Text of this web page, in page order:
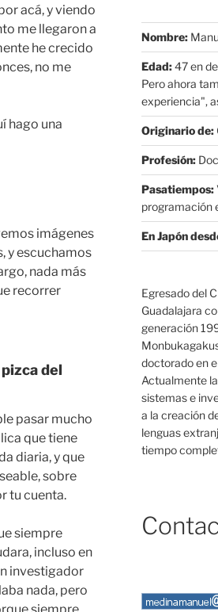
acá, y viendo
me llegaron a
he crecido
no me
hago una
imágenes
y escuchamos
nada más
recorrer
del
pasar mucho
que tiene
diaria, y que
sobre
tu cuenta.
siempre
incluso en
investigador
nada, pero
Nombre:
Edad:47 en
Pero ahora
experiencia",
Originario de:
Profesión:
Pasatiempos:
programación
En Japón
Egresado del
Guadalajara
generación
doctorado en
Actualmente
sistemas e
a la creación
lenguas
tiempo